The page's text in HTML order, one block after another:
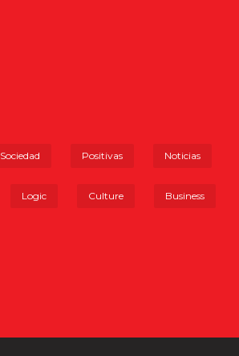
Sociedad Positivas Noticias
Logic Culture Business